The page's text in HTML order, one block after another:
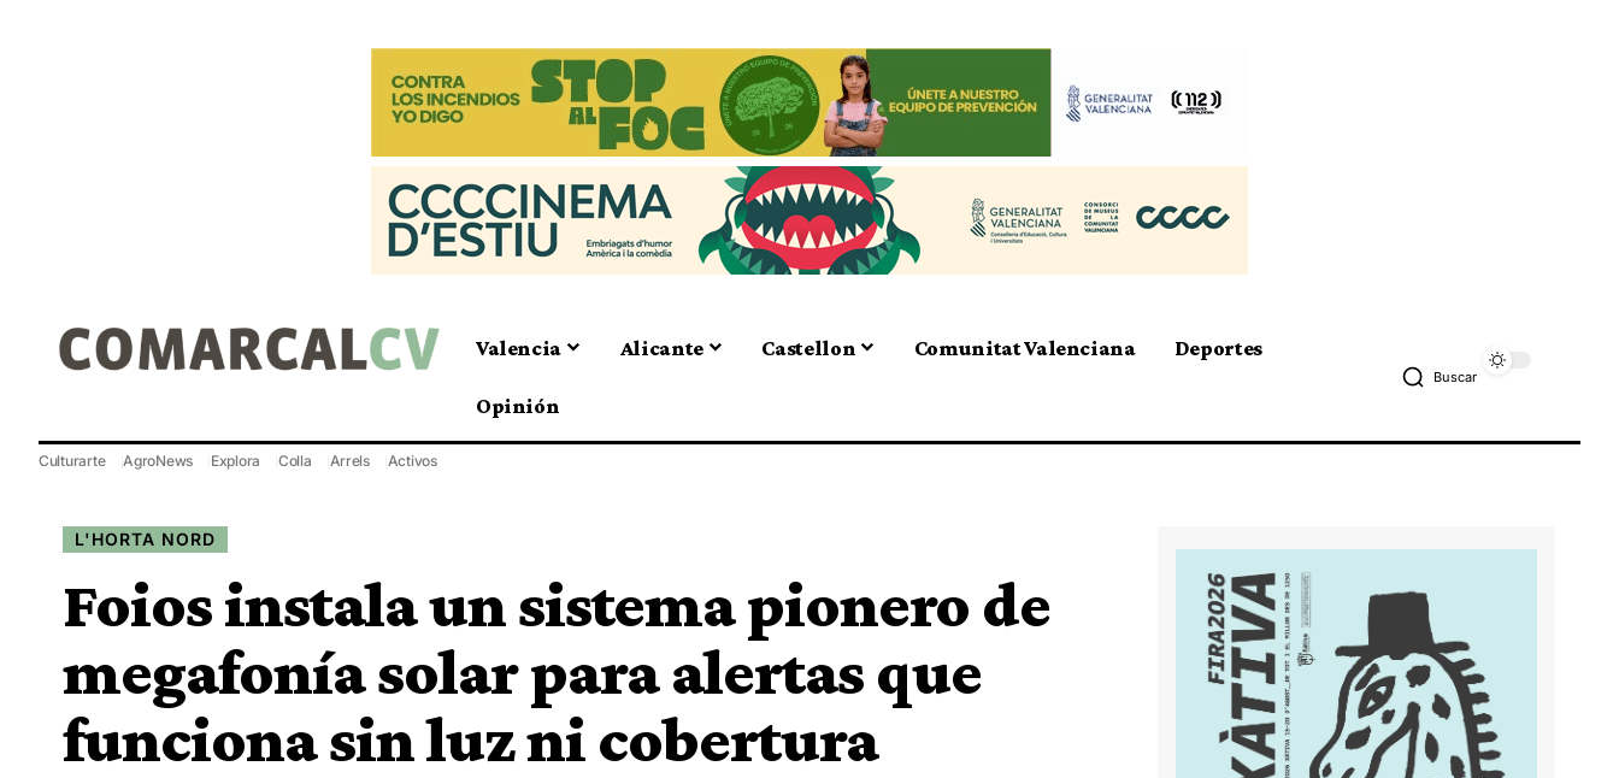
Valencia Alicante Castellon Comunitat Valenciana Deportes
Opinión
Buscar
Culturarte AgroNews Explora Colla Arrels Activos
L'HORTA NORD
Foios instala un sistema pionero de
megafonía solar para alertas que
funciona sin luz ni cobertura